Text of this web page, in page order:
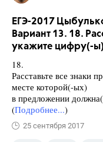
ЕГЭ-2017
Вариант 13. 18.
укажите цифру(-
18.
Расставьте все знаки
месте которой(-ых)
в предложении
(Подробнее...)
25 сентября 2017